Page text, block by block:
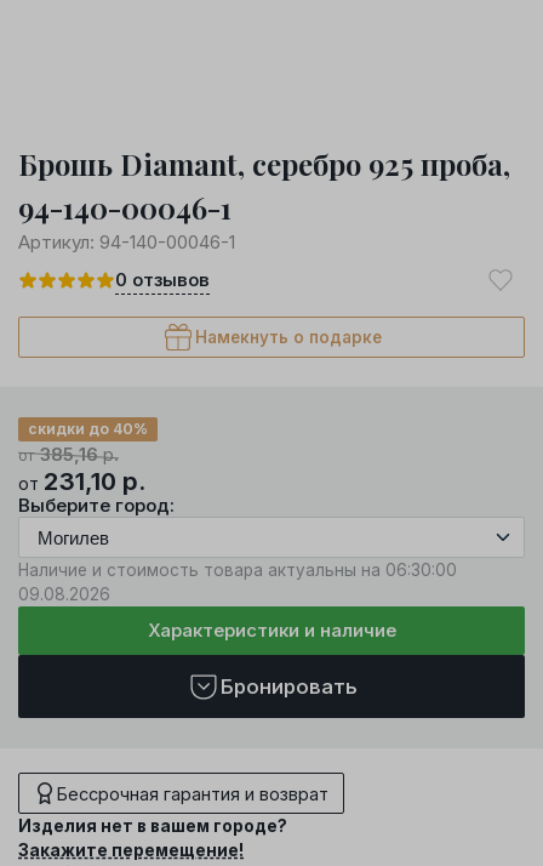
Брошь Diamant, серебро 925 проба,
94-140-00046-1
Артикул: 94-140-00046-1
0 отзывов
Намекнуть о подарке
от385,16р.
скидки до 40%
от 231,10 р.
Выберите город:
Наличие и стоимость товара актуальны на 06:30:00
09.08.2026
Характеристики и наличие
Бронировать
Бессрочная гарантия и возврат
Изделия нет в вашем городе?
Закажите перемещение!